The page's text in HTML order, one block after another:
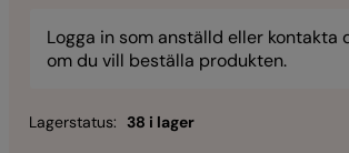
Logga in som anställd eller kontakta
om du vill beställa produkten.
Lagerstatus: 38 i lager